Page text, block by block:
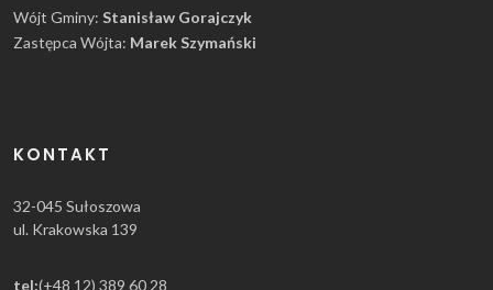
Wójt Gminy: Stanisław Gorajczyk
Zastępca Wójta: Marek Szymański
KONTAKT
32-045 Sułoszowa
ul. Krakowska 139
tel:(+48 12) 389 60 28